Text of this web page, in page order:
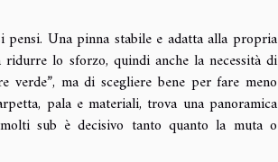
pensi. Una pinna stabile e adatta alla propria
lo sforzo, quindi anche la necessità di
ma di scegliere bene per fare meno
pala e materiali, trova una panoramica
sub è decisivo tanto quanto la muta o